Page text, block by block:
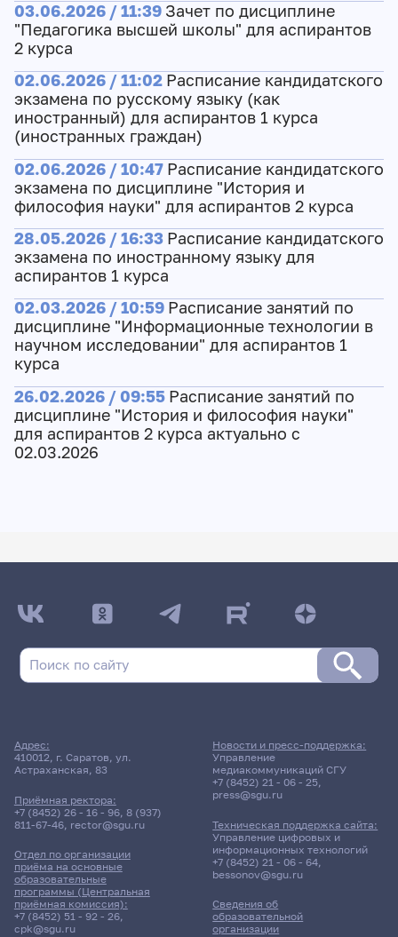
03.06.2026 / 11:39 Зачет по дисциплине
"Педагогика высшей школы" для аспирантов
2 курса
02.06.2026 / 11:02 Расписание кандидатского
экзамена по русскому языку (как
иностранный) для аспирантов 1 курса
(иностранных граждан)
02.06.2026 / 10:47 Расписание кандидатского
экзамена по дисциплине "История и
философия науки" для аспирантов 2 курса
28.05.2026 / 16:33 Расписание кандидатского
экзамена по иностранному языку для
аспирантов 1 курса
02.03.2026 / 10:59 Расписание занятий по
дисциплине "Информационные технологии в
научном исследовании" для аспирантов 1
курса
26.02.2026 / 09:55 Расписание занятий по
дисциплине "История и философия науки"
для аспирантов 2 курса актуально с
02.03.2026
Адрес:
410012, г. Саратов, ул.
Астраханская, 83
Приёмная ректора:
+7 (8452) 26 - 16 - 96, 8 (937)
811-67-46, rector@sgu.ru
Отдел по организации
приёма на основные
образовательные
программы (Центральная
приёмная комиссия):
+7 (8452) 51 - 92 - 26,
cpk@sgu.ru
Сведения об
образовательной
организации
Новости и пресс-поддержка:
Управление
медиакоммуникаций СГУ
+7 (8452) 21 - 06 - 25,
press@sgu.ru
Техническая поддержка сайта:
Управление цифровых и
информационных технологий
+7 (8452) 21 - 06 - 64,
bessonov@sgu.ru